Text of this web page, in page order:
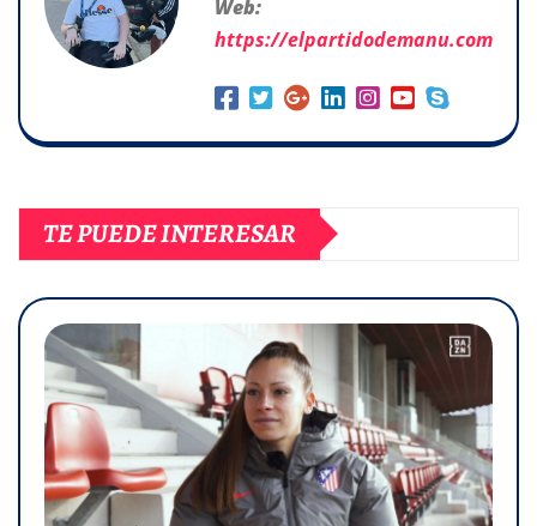
Web:
https://elpartidodemanu.com
TE PUEDE INTERESAR